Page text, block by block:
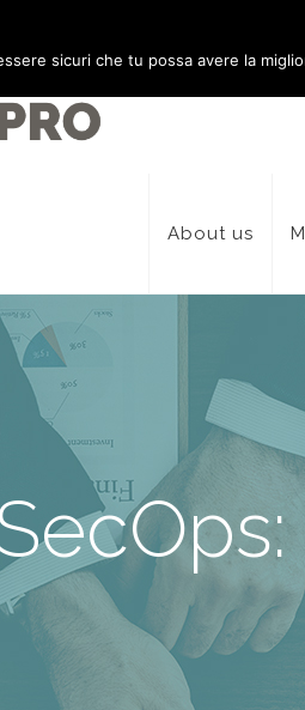
About us
sicuri che tu possa avere la